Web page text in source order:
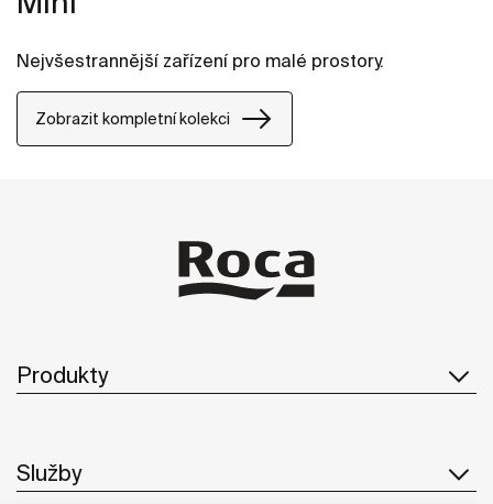
Nejvšestrannější zařízení pro malé prostory.
Zobrazit kompletní kolekci
Produkty
Služby